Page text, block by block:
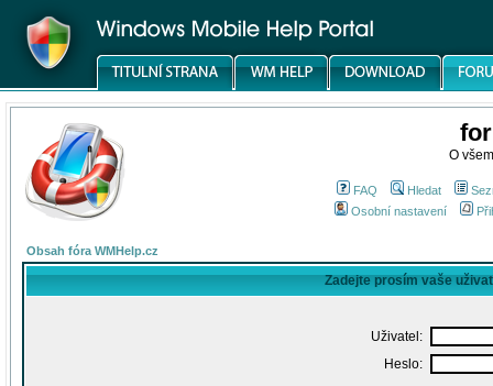
O
FAQ Hledat
Osobní nastavení
Obsah fóra WMHelp.cz
Zadejte prosím vaše
Uživatel:
Heslo: